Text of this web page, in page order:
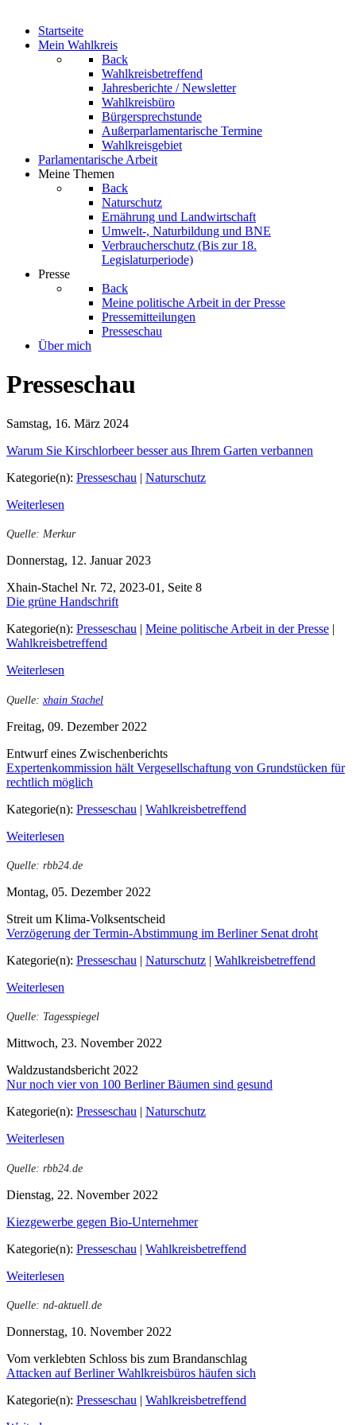
Startseite
Mein Wahlkreis
Back
Wahlkreisbetreffend
Jahresberichte / Newsletter
Wahlkreisbüro
Bürgersprechstunde
Außerparlamentarische Termine
Wahlkreisgebiet
Parlamentarische Arbeit
Meine Themen
Back
Naturschutz
Ernährung und Landwirtschaft
Umwelt-, Naturbildung und BNE
Verbraucherschutz (Bis zur 18.
Legislaturperiode)
Presse
Back
Meine politische Arbeit in der Presse
Pressemitteilungen
Presseschau
Über mich
Presseschau
Samstag, 16. März 2024
Warum Sie Kirschlorbeer besser aus Ihrem Garten verbannen
Kategorie(n): Presseschau | Naturschutz
Weiterlesen
Quelle: Merkur
Donnerstag, 12. Januar 2023
Xhain-Stachel Nr. 72, 2023-01, Seite 8
Die grüne Handschrift
Kategorie(n): Presseschau | Meine politische Arbeit in der Presse |
Wahlkreisbetreffend
Weiterlesen
Quelle: xhain Stachel
Freitag, 09. Dezember 2022
Entwurf eines Zwischenberichts
Expertenkommission hält Vergesellschaftung von Grundstücken für
rechtlich möglich
Kategorie(n): Presseschau | Wahlkreisbetreffend
Weiterlesen
Quelle: rbb24.de
Montag, 05. Dezember 2022
Streit um Klima-Volksentscheid
Verzögerung der Termin-Abstimmung im Berliner Senat droht
Kategorie(n): Presseschau | Naturschutz | Wahlkreisbetreffend
Weiterlesen
Quelle: Tagesspiegel
Mittwoch, 23. November 2022
Waldzustandsbericht 2022
Nur noch vier von 100 Berliner Bäumen sind gesund
Kategorie(n): Presseschau | Naturschutz
Weiterlesen
Quelle: rbb24.de
Dienstag, 22. November 2022
Kiezgewerbe gegen Bio-Unternehmer
Kategorie(n): Presseschau | Wahlkreisbetreffend
Weiterlesen
Quelle: nd-aktuell.de
Donnerstag, 10. November 2022
Vom verklebten Schloss bis zum Brandanschlag
Attacken auf Berliner Wahlkreisbüros häufen sich
Kategorie(n): Presseschau | Wahlkreisbetreffend